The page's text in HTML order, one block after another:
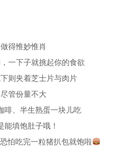
做得惟妙惟肖
一下子就挑起你的食欲
则夹着芝士片与肉片
尽管份量不大
啡、半生熟蛋一块儿吃
能填饱肚子哦！
怕吃完一粒猪扒包就饱啦